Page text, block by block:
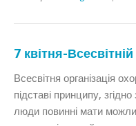
7 квітня-
Всесвітня організація
підставі принципу,
люди повинні мати